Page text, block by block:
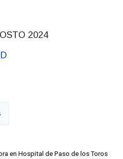
en Hospital de Paso de los Toros